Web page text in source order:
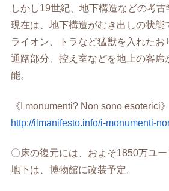
しかし19世紀、地下構造などの考古
現在は、地下構造がむき出しの状態
ライオン、トラなど猛獣を入れたお
通路部分、控え室などを地上の客席
能。
《I monumenti? Non sono esoterici》
http://ilmanifesto.info/i-monumenti-
〇床の復元には、およそ1850万ユー
地下は、博物館に改装予定。